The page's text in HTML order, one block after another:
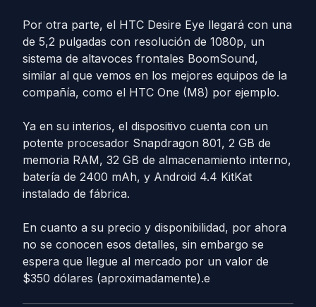
Por otra parte, el HTC Desire Eye llegará con una
de 5,2 pulgadas con resolución de 1080p, un
sistema de altavoces frontales BoomSound,
similar al que vemos en los mejores equipos de la
compañía, como el HTC One (M8) por ejemplo.
Ya en su interios, el dispositivo cuenta con un
potente procesador Snapdragon 801, 2 GB de
memoria RAM, 32 GB de almacenamiento interno,
batería de 2400 mAh, y Android 4.4 KitKat
instalado de fábrica.
En cuanto a su precio y disponibilidad, por ahora
no se conocen esos detalles, sin embargo se
espera que llegue al mercado por un valor de
$350 dólares (aproximadamente).e